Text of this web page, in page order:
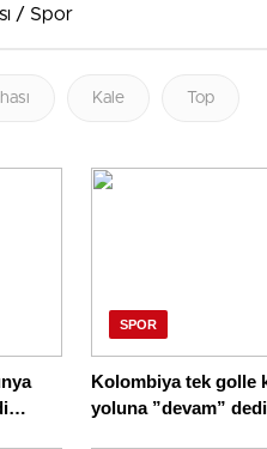
/ Spor
Kale Top
SPOR
Kolombiya tek golle
yoluna ”devam” dedi